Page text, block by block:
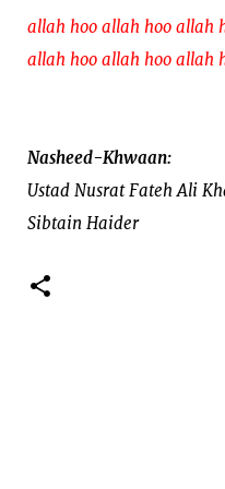
allah hoo allah hoo allah
allah hoo allah hoo allah
Nasheed-Khwaan:
Ustad Nusrat Fateh Ali
Sibtain Haider